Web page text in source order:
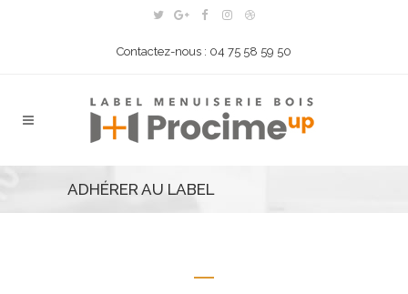
Contactez-nous : 04 75 58 59 50
ADHÉRER AU LABEL